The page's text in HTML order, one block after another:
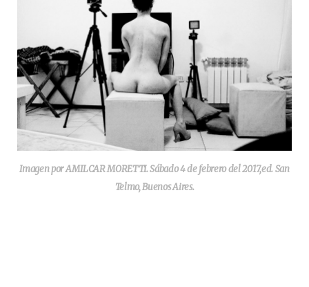
Imagen por AMILCAR MORETTI. Sábado 4 de febrero del 2017,ed. San
Telmo, Buenos Aires.